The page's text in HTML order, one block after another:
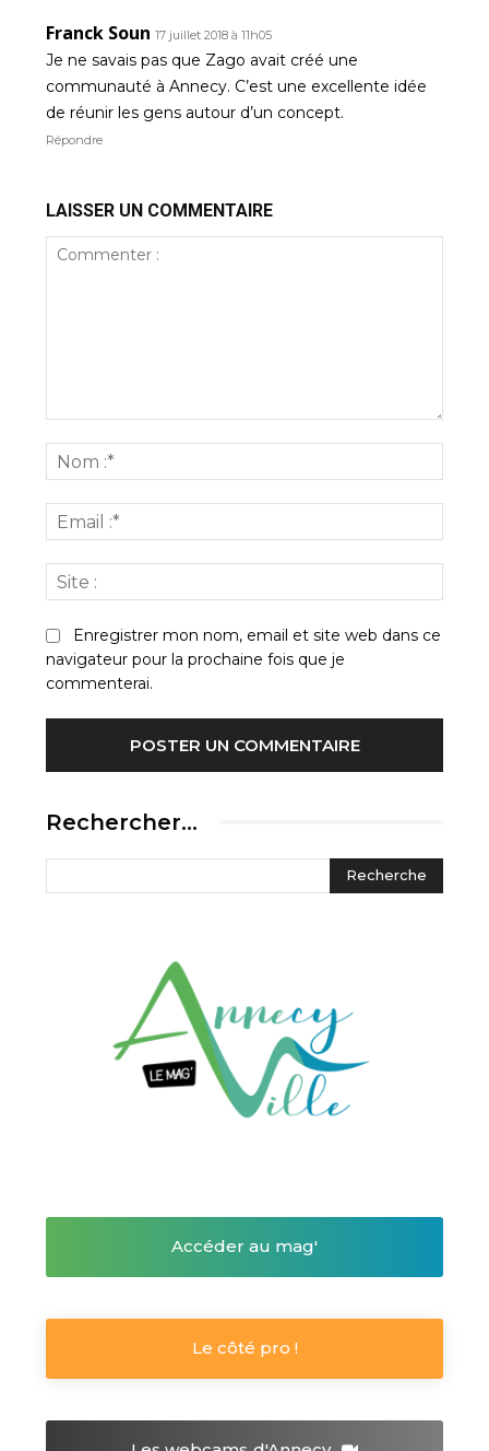
Franck Soun 17 juillet 2018 à 11h05
Je ne savais pas que Zago avait créé une
communauté à Annecy. C’est une excellente idée
de réunir les gens autour d’un concept.
Répondre
LAISSER UN COMMENTAIRE
:*
:*
:
Enregistrer mon nom, email et site web dans ce
navigateur pour la prochaine fois que je
commenterai.
Rechercher…
Accéder au mag'
Le côté pro !